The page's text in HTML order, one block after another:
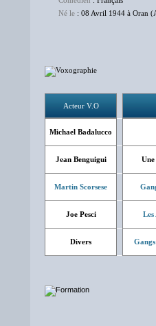
Né le : 08 Avril 1944 à Oran
Acteur V.O
Michael Badalucco
Jean Benguigui
Martin Scorsese
Joe Pesci
Divers